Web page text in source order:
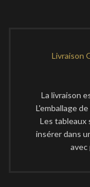
Livraison
La livraison
L'emballage
Les tableaux
insérer dans